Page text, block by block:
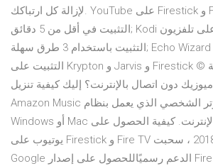
لإزالة كل ارتباكك. YouTube على Firestick و Fire TV – كيفية
التثبيت في أقل من 5 دقائق; Kodi على تلفزيون LG الذكي – كيفية
التثبيت باستخدام 3 طرق سهلة; Echo Wizard Kodi 17.6 – كيفية
التثبيت على Krypton و Jarvis و Firestick في 7 خطوات سهلة ©
دون اتصال بالإنترنت؟ إليك كيفية تنزيل
Amazon Music على جهاز الكمبيوتر الشخصي الذي يعمل بنظام
Windows أو Mac لتشغيله دون اتصال بالإنترنت. كيفية الحصول على
يوتيوب على Firestick و Fire TV في أوائل عام 2018 ، سحبت
Google الدعم رسميًاللحصول على إصدار Fire TV من تطبيق